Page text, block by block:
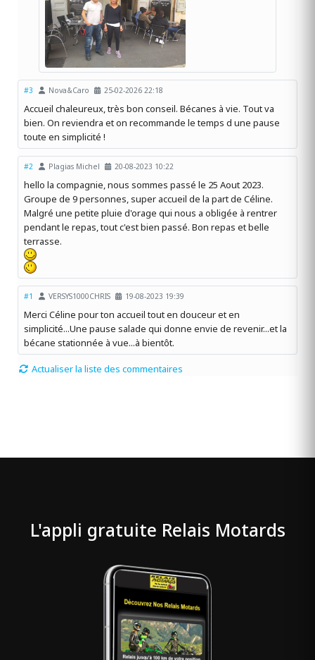
#3 Nova&Caro 25-02-2026 22:18
Accueil chaleureux, très bon conseil. Bécanes à vie. Tout va
bien. On reviendra et on recommande le temps d une pause
toute en simplicité !
#2 Plagias Michel 20-08-2023 10:22
hello la compagnie, nous sommes passé le 25 Aout 2023.
Groupe de 9 personnes, super accueil de la part de Céline.
Malgré une petite pluie d'orage qui nous a obligée à rentrer
pendant le repas, tout c'est bien passé. Bon repas et belle
terrasse.
#1 VERSYS1000CHRIS 19-08-2023 19:39
Merci Céline pour ton accueil tout en douceur et en
simplicité...Une pause salade qui donne envie de revenir...et la
bécane stationnée à vue...à bientôt.
Actualiser la liste des commentaires
L'appli gratuite Relais Motards